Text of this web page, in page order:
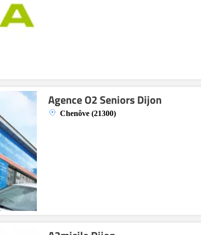
Agence O2 Seniors Dijon
Chenôve (21300)